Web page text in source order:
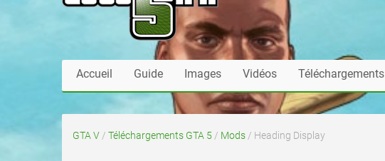
Accueil Guide Images Vidéos Téléchargements
GTA V / Téléchargements GTA 5 / Mods / Heading Display